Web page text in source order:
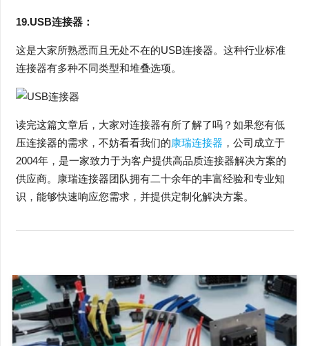
19.USB连接器：
这是大家所熟悉而且无处不在的USB连接器。这种行业标准
连接器有多种不同类型和堆叠选项。
读完这篇文章后，大家对连接器有所了解了吗？如果您有低
压连接器的需求，不妨看看我们的康瑞连接器 ，公司成立于
2004年，是一家致力于为客户提供高品质连接器解决方案的
供应商。康瑞连接器团队拥有二十余年的丰富经验和专业知
识，能够快速响应您需求，并提供定制化解决方案。